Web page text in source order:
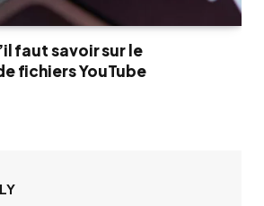
faut savoir sur le
fichiers YouTube